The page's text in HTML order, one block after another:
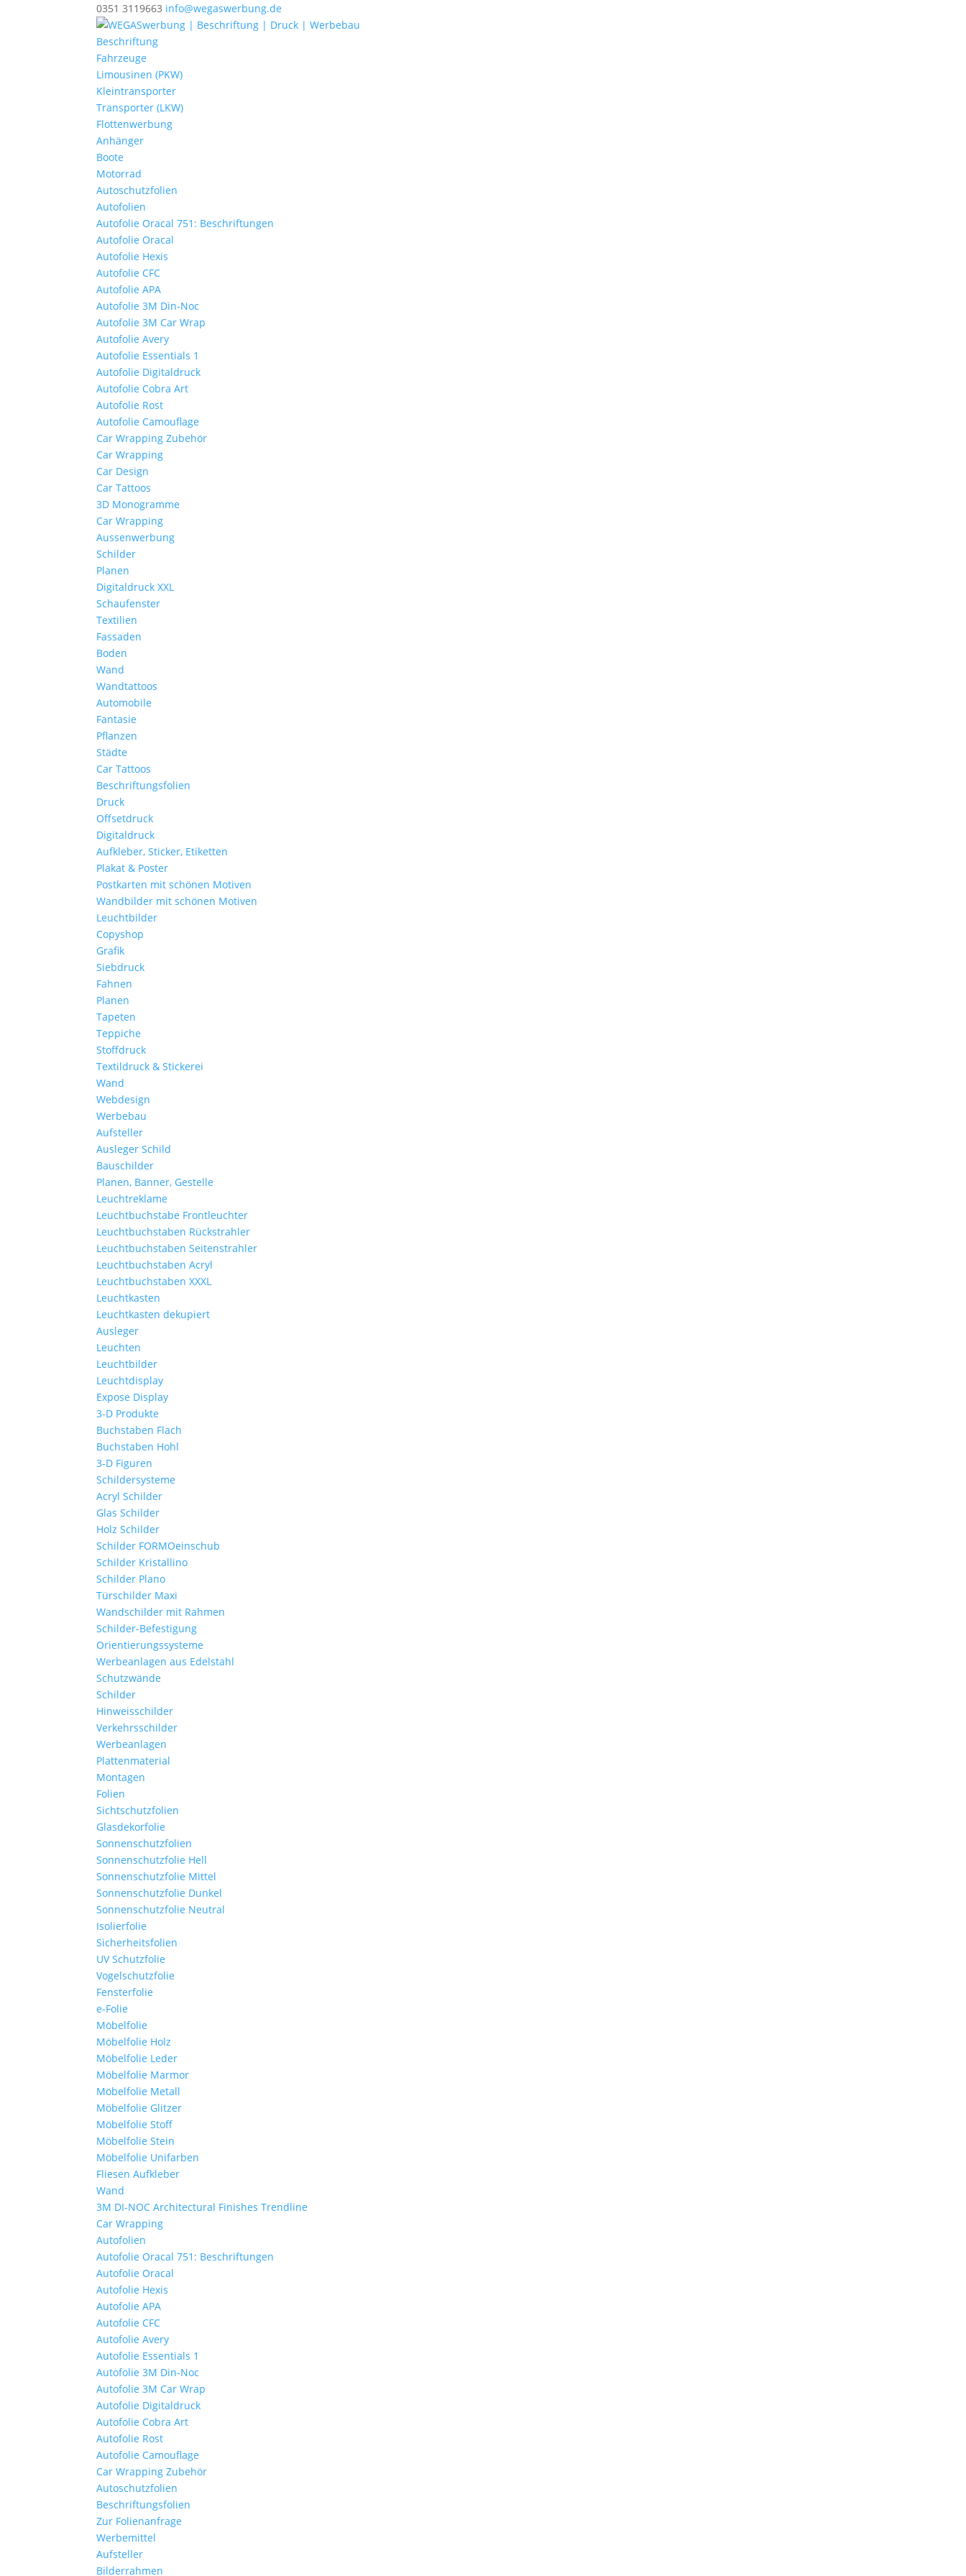
0351 3119663 info@wegaswerbung.de
Beschriftung
Fahrzeuge
Limousinen (PKW)
Kleintransporter
Transporter (LKW)
Flottenwerbung
Anhänger
Boote
Motorrad
Autoschutzfolien
Autofolien
Autofolie Oracal 751: Beschriftungen
Autofolie Oracal
Autofolie Hexis
Autofolie CFC
Autofolie APA
Autofolie 3M Din-Noc
Autofolie 3M Car Wrap
Autofolie Avery
Autofolie Essentials 1
Autofolie Digitaldruck
Autofolie Cobra Art
Autofolie Rost
Autofolie Camouflage
Car Wrapping Zubehör
Car Wrapping
Car Design
Car Tattoos
3D Monogramme
Car Wrapping
Aussenwerbung
Schilder
Planen
Digitaldruck XXL
Schaufenster
Textilien
Fassaden
Boden
Wand
Wandtattoos
Automobile
Fantasie
Pflanzen
Städte
Car Tattoos
Beschriftungsfolien
Druck
Offsetdruck
Digitaldruck
Aufkleber, Sticker, Etiketten
Plakat & Poster
Postkarten mit schönen Motiven
Wandbilder mit schönen Motiven
Leuchtbilder
Copyshop
Grafik
Siebdruck
Fahnen
Planen
Tapeten
Teppiche
Stoffdruck
Textildruck & Stickerei
Wand
Webdesign
Werbebau
Aufsteller
Ausleger Schild
Bauschilder
Planen, Banner, Gestelle
Leuchtreklame
Leuchtbuchstabe Frontleuchter
Leuchtbuchstaben Rückstrahler
Leuchtbuchstaben Seitenstrahler
Leuchtbuchstaben Acryl
Leuchtbuchstaben XXXL
Leuchtkasten
Leuchtkasten dekupiert
Ausleger
Leuchten
Leuchtbilder
Leuchtdisplay
Expose Display
3-D Produkte
Buchstaben Flach
Buchstaben Hohl
3-D Figuren
Schildersysteme
Acryl Schilder
Glas Schilder
Holz Schilder
Schilder FORMOeinschub
Schilder Kristallino
Schilder Plano
Türschilder Maxi
Wandschilder mit Rahmen
Schilder-Befestigung
Orientierungssysteme
Werbeanlagen aus Edelstahl
Schutzwände
Schilder
Hinweisschilder
Verkehrsschilder
Werbeanlagen
Plattenmaterial
Montagen
Folien
Sichtschutzfolien
Glasdekorfolie
Sonnenschutzfolien
Sonnenschutzfolie Hell
Sonnenschutzfolie Mittel
Sonnenschutzfolie Dunkel
Sonnenschutzfolie Neutral
Isolierfolie
Sicherheitsfolien
UV Schutzfolie
Vogelschutzfolie
Fensterfolie
e-Folie
Möbelfolie
Möbelfolie Holz
Möbelfolie Leder
Möbelfolie Marmor
Möbelfolie Metall
Möbelfolie Glitzer
Möbelfolie Stoff
Möbelfolie Stein
Möbelfolie Unifarben
Fliesen Aufkleber
Wand
3M DI-NOC Architectural Finishes Trendline
Car Wrapping
Autofolien
Autofolie Oracal 751: Beschriftungen
Autofolie Oracal
Autofolie Hexis
Autofolie APA
Autofolie CFC
Autofolie Avery
Autofolie Essentials 1
Autofolie 3M Din-Noc
Autofolie 3M Car Wrap
Autofolie Digitaldruck
Autofolie Cobra Art
Autofolie Rost
Autofolie Camouflage
Car Wrapping Zubehör
Autoschutzfolien
Beschriftungsfolien
Zur Folienanfrage
Werbemittel
Aufsteller
Bilderrahmen